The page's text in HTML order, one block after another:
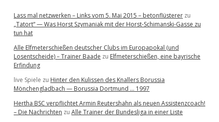
Lass mal netzwerken – Links vom 5. Mai 2015 – betonflüsterer zu
„Tatort“ — Was Horst Szymaniak mit der Horst-Schimanski-Gasse zu
tun hat
Alle Elfmeterschießen deutscher Clubs im Europapokal (und
Losentscheide) – Trainer Baade zu Elfmeterschießen, eine bayrische
Erfindung
live Spiele zu Hinter den Kulissen des Knallers Borussia
Mönchengladbach — Borussia Dortmund … 1997
Hertha BSC verpflichtet Armin Reutershahn als neuen Assistenzcoach!
– Die Nachrichten zu Alle Trainer der Bundesliga in einer Liste